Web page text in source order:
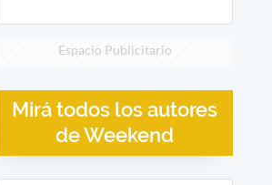
Espacio Publicitario
Mirá todos los autores
de Weekend